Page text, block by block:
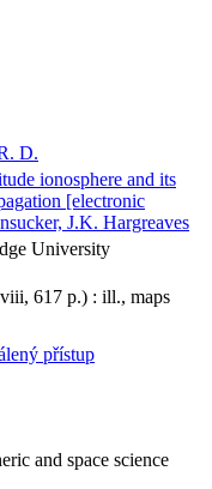
D.
ionosphere and its
[electronic
J.K. Hargreaves
University
617 p.) : ill., maps
přístup
and space science